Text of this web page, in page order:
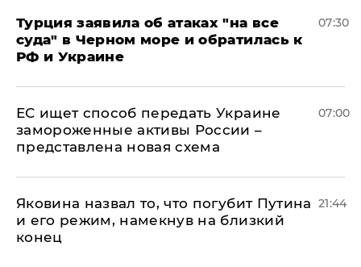
Турция заявила об атаках "на все
суда" в Черном море и обратилась к
РФ и Украине
07:30
ЕС ищет способ передать Украине
замороженные активы России –
представлена новая схема
07:00
Яковина назвал то, что погубит Путина
и его режим, намекнув на близкий
конец
21:44